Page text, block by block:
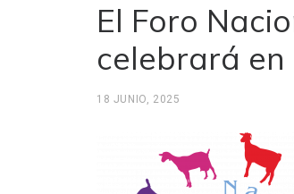
El Foro
celebrará en
18 JUNIO, 2025